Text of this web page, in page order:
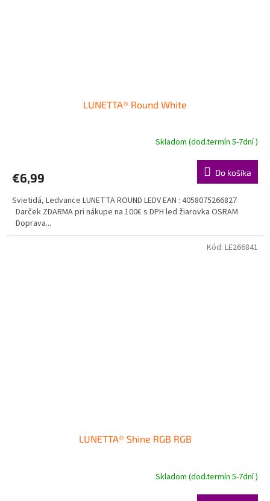
LUNETTA® Round White
Skladom (dod.termín 5-7dní )
€6,99 Do košíka
Svietidá, Ledvance LUNETTA ROUND LEDV EAN : 4058075266827
Darček ZDARMA pri nákupe na 100€ s DPH led žiarovka OSRAM
Doprava...
LUNETTA® Shine RGB RGB
Skladom (dod.termín 5-7dní )
Kód: LE266841